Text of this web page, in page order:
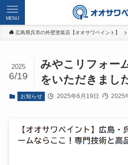
MENU
広島県呉市の外壁塗装店【オオサワペイント】
みやこリフォー
をいただきまし
2025
6/19
お知らせ 2025年6月19日 2025